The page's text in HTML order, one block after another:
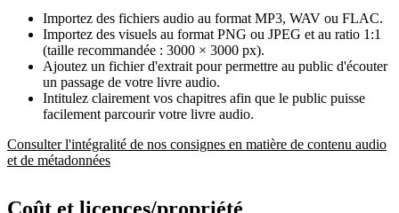
Importez des fichiers audio au format MP3, WAV ou FLAC.
Importez des visuels au format PNG ou JPEG et au ratio 1:1
(taille recommandée : 3000 × 3000 px).
Ajoutez un fichier d'extrait pour permettre au public d'écouter
un passage de votre livre audio.
Intitulez clairement vos chapitres afin que le public puisse
facilement parcourir votre livre audio.
Consulter l'intégralité de nos consignes en matière de contenu audio
et de métadonnées
Coût et licences/propriété